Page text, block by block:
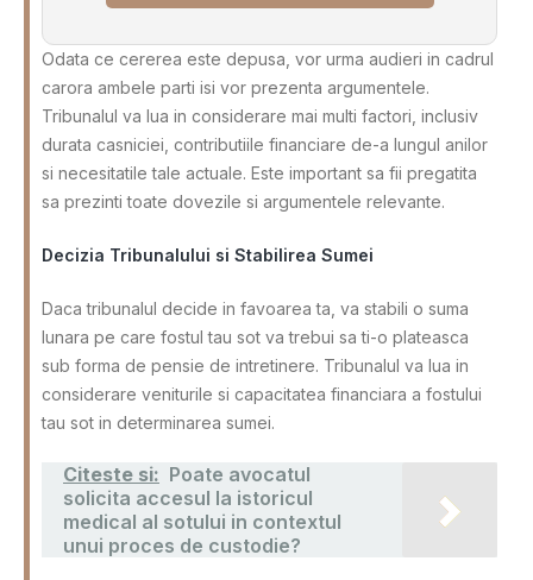
Odata ce cererea este depusa, vor urma audieri in cadrul
carora ambele parti isi vor prezenta argumentele.
Tribunalul va lua in considerare mai multi factori, inclusiv
durata casniciei, contributiile financiare de-a lungul anilor
si necesitatile tale actuale. Este important sa fii pregatita
sa prezinti toate dovezile si argumentele relevante.
Decizia Tribunalului si Stabilirea Sumei
Daca tribunalul decide in favoarea ta, va stabili o suma
lunara pe care fostul tau sot va trebui sa ti-o plateasca
sub forma de pensie de intretinere. Tribunalul va lua in
considerare veniturile si capacitatea financiara a fostului
tau sot in determinarea sumei.
Citeste si: Poate avocatul
solicita accesul la istoricul
medical al sotului in contextul
unui proces de custodie?